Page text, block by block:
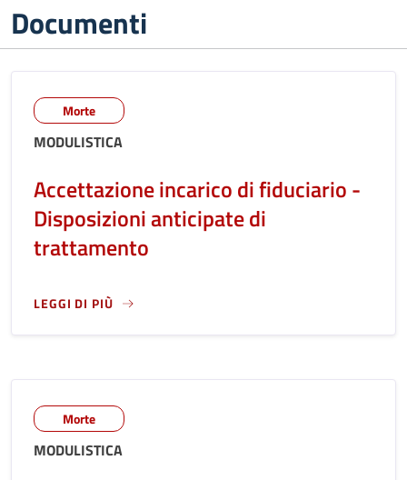
Documenti
Morte
MODULISTICA
Accettazione incarico di fiduciario -
Disposizioni anticipate di
trattamento
LEGGI DI PIÙ
LEGGI ANCORA RIGUARDO A: ACCETTAZIONE INCARICO
Morte
MODULISTICA